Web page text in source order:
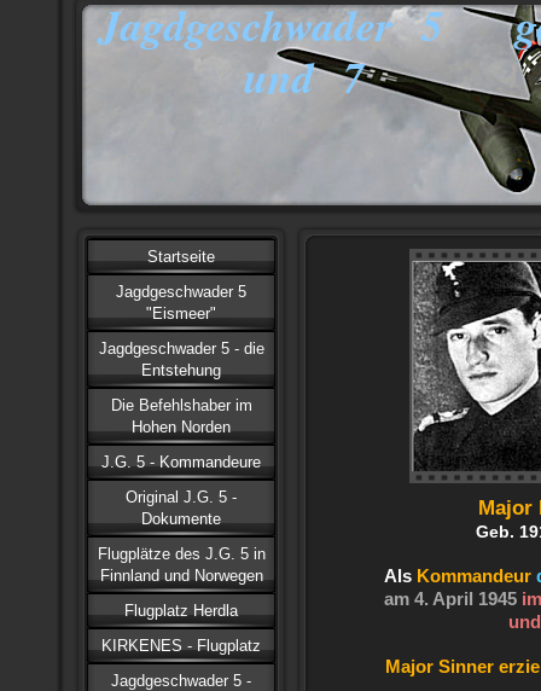
Jagdgeschwader 5
und 7
Startseite
Jagdgeschwader 5
"Eismeer"
Jagdgeschwader 5 - die
Entstehung
Die Befehlshaber im
Hohen Norden
J.G. 5 - Kommandeure
Original J.G. 5 -
Dokumente
Flugplätze des J.G. 5 in
Finnland und Norwegen
Flugplatz Herdla
KIRKENES - Flugplatz
Jagdgeschwader 5 -
Major
Geb.
Als Kommandeur
am 4. April 1945
Major Sinner